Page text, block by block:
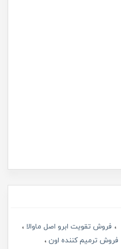
فروش تقویت ابرو اصل ماوالا
فروش ترمیم کننده اون